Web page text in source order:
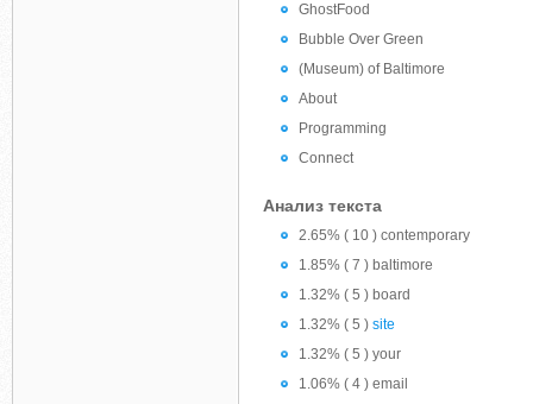
GhostFood
Bubble Over Green
(Museum) of Baltimore
About
Programming
Connect
Анализ текста
2.65% ( 10 ) contemporary
1.85% ( 7 ) baltimore
1.32% ( 5 ) board
1.32% ( 5 ) site
1.32% ( 5 ) your
1.06% ( 4 ) email